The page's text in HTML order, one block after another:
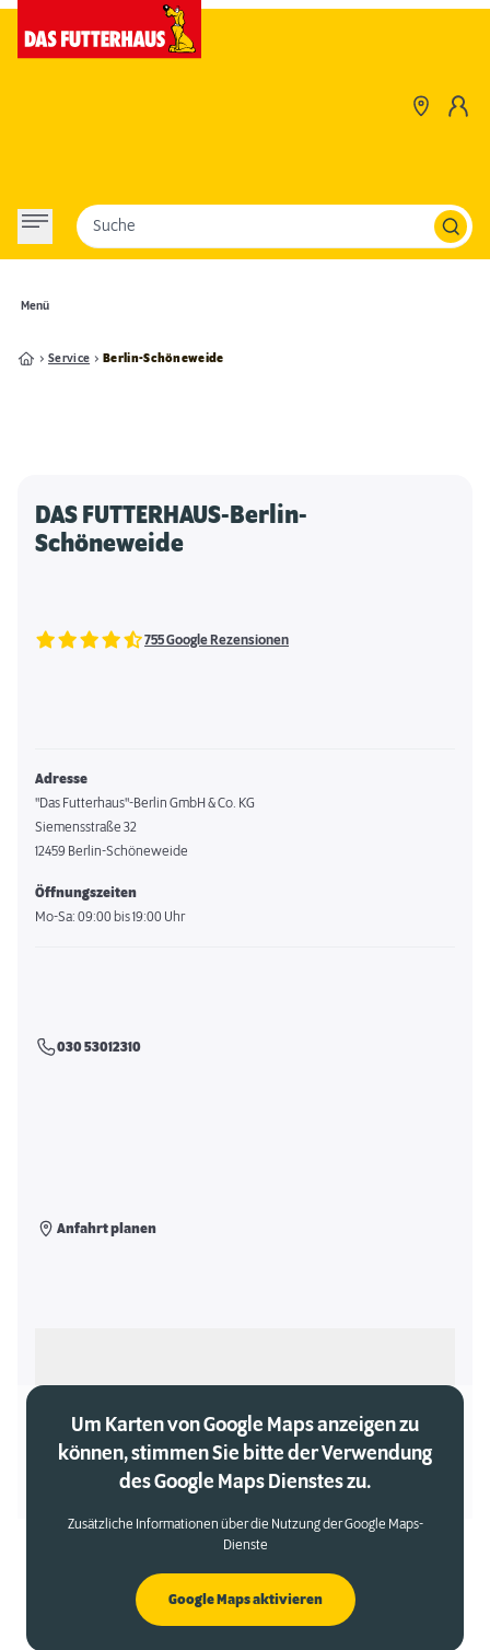
Menü
Suche
Service Berlin-Schöneweide
DAS FUTTERHAUS-Berlin-
Schöneweide
755 Google Rezensionen
Adresse
"Das Futterhaus"-Berlin GmbH & Co. KG
Siemensstraße 32
12459 Berlin-Schöneweide
Öffnungszeiten
Mo-Sa: 09:00 bis 19:00 Uhr
030 53012310
Anfahrt planen
Um Karten von Google Maps anzeigen zu
können, stimmen Sie bitte der Verwendung
des Google Maps Dienstes zu.
Zusätzliche Informationen über die Nutzung der Google Maps-
Dienste
Google Maps aktivieren